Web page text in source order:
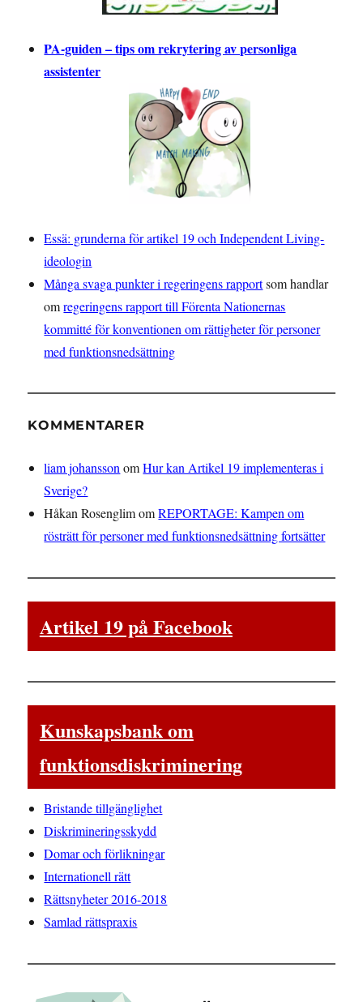
PA-guiden – tips om rekrytering av personliga
assistenter
Essä: grunderna för artikel 19 och Independent Living-
ideologin
Många svaga punkter i regeringens rapportsom handlar
omregeringens rapport till Förenta Nationernas
kommitté för konventionen om rättigheter för personer
med funktionsnedsättning
KOMMENTARER
liam johanssonomHur kan Artikel 19 implementeras i
Sverige?
Håkan RosenglimomREPORTAGE: Kampen om
rösträtt för personer med funktionsnedsättning fortsätter
Artikel 19 på Facebook
Kunskapsbank om
funktionsdiskriminering
Bristande tillgänglighet
Diskrimineringsskydd
Domar och förlikningar
Internationell rätt
Rättsnyheter 2016-2018
Samlad rättspraxis